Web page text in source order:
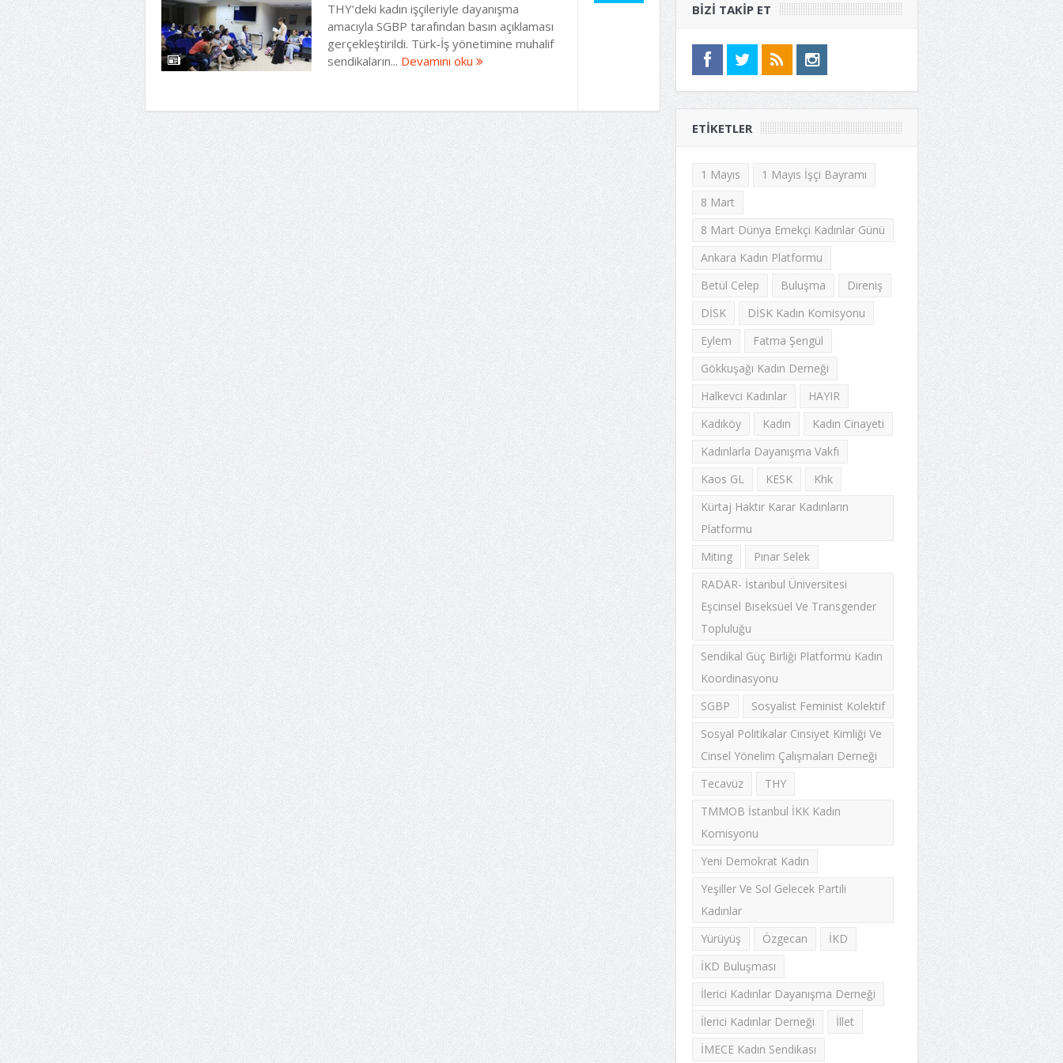
THY’deki kadın işçileriyle dayanışma
amacıyla SGBP tarafından basın açıklaması
gerçekleştirildi. Türk-İş yönetimine muhalif
sendikaların... Devamını oku
BIZI TAKIP ET
ETIKETLER
1 Mayıs
1 Mayıs İşçi Bayramı
8 Mart
8 Mart Dünya Emekçi Kadınlar Günü
Ankara Kadın Platformu
Betül Celep
Buluşma
Direniş
DİSK
DİSK Kadın Komisyonu
Eylem
Fatma Şengül
Gökkuşağı Kadın Derneği
Halkevci Kadınlar
HAYIR
Kadıköy
Kadın
Kadın Cinayeti
Kadınlarla Dayanışma Vakfı
Kaos GL
KESK
Khk
Kürtaj Haktır Karar Kadınların
Platformu
Miting
Pınar Selek
RADAR- İstanbul Üniversitesi
Eşcinsel Biseksüel Ve Transgender
Topluluğu
Sendikal Güç Birliği Platformu Kadın
Koordinasyonu
SGBP
Sosyalist Feminist Kolektif
Sosyal Politikalar Cinsiyet Kimliği Ve
Cinsel Yönelim Çalışmaları Derneği
Tecavüz
THY
TMMOB İstanbul İKK Kadın
Komisyonu
Yeni Demokrat Kadın
Yeşiller Ve Sol Gelecek Partili
Kadınlar
Yürüyüş
Özgecan
İKD
İKD Buluşması
İlerici Kadınlar Dayanışma Derneği
İlerici Kadınlar Derneği
İllet
İMECE Kadın Sendikası